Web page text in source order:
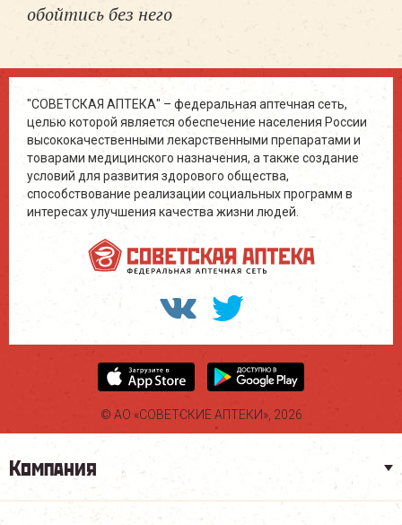
обойтись без него
"СОВЕТСКАЯ АПТЕКА" – федеральная аптечная сеть,
целью которой является обеспечение населения России
высококачественными лекарственными препаратами и
товарами медицинского назначения, а также создание
условий для развития здорового общества,
способствование реализации социальных программ в
интересах улучшения качества жизни людей.
© АО «СОВЕТСКИЕ АПТЕКИ», 2026
Компания